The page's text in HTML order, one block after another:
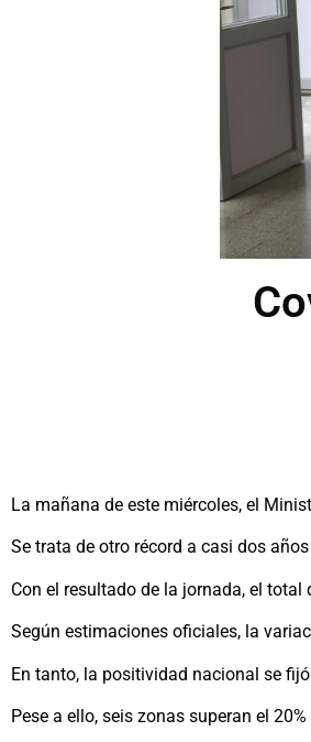
La mañana de este miércoles, el
Se trata de otro récord a casi dos
Con el resultado de la jornada, el
Según estimaciones oficiales, la
En tanto, la positividad nacional se fijó
Pese a ello, seis zonas superan el